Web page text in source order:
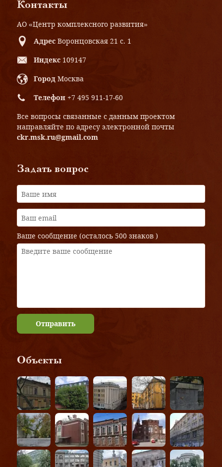
Контакты
АО «Центр комплексного развития»
Адрес Воронцовская 21 с. 1
Индекс 109147
Город Москва
Телефон +7 495 911-17-60
Все вопросы связанные с данным проектом
направляйте по адресу электронной почты
ckr.msk.ru@gmail.com
Задать вопрос
Ваше сообщение (осталось 500 знаков )
Отправить
Объекты